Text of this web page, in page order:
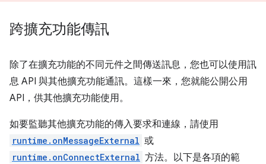
跨擴充功能傳訊
除了在擴充功能的不同元件之間傳送訊息，您也可以使用訊
息 API 與其他擴充功能通訊。這樣一來，您就能公開公用
API，供其他擴充功能使用。
如要監聽其他擴充功能的傳入要求和連線，請使用
runtime.onMessageExternal 或
runtime.onConnectExternal 方法。以下是各項的範